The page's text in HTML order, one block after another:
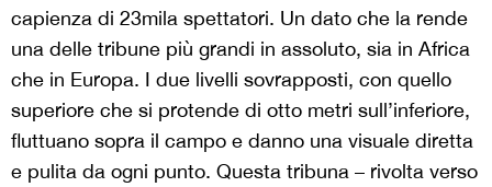
capienza di 23mila spettatori. Un dato che la rende
una delle tribune più grandi in assoluto, sia in Africa
che in Europa. I due livelli sovrapposti, con quello
superiore che si protende di otto metri sull’inferiore,
fluttuano sopra il campo e danno una visuale diretta
e pulita da ogni punto. Questa tribuna – rivolta verso